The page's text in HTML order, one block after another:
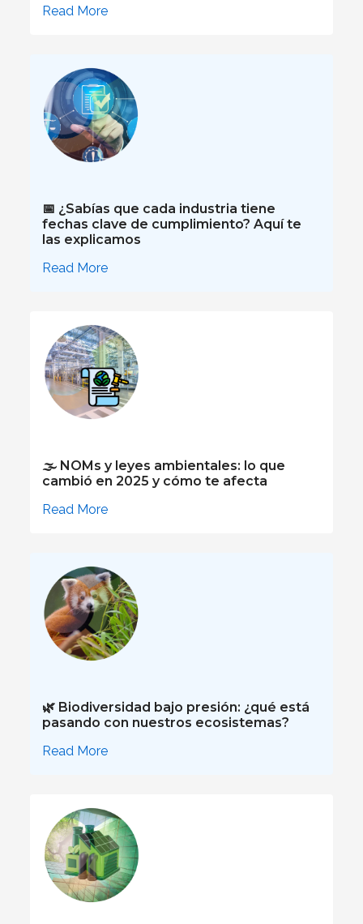
Read More
📅 ¿Sabías que cada industria tiene
fechas clave de cumplimiento? Aquí te
las explicamos
Read More
🌫️ NOMs y leyes ambientales: lo que
cambió en 2025 y cómo te afecta
Read More
🌿 Biodiversidad bajo presión: ¿qué está
pasando con nuestros ecosistemas?
Read More